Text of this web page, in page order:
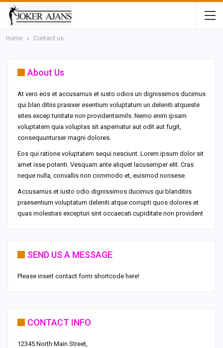
Home Contact us
About Us
At vero eos et accusamus et iusto odios un dignissimos ducimus
qui blan ditiis prasixer esentium voluptatum un deleniti atqueste
sites excep turiitate non providentsimils. Nemo enim ipsam
voluptatem quia voluptas sit aspernatur aut odit aut fugit,
consequunturser magni dolores.
Eos qui ratione voluptatem sequi nesciunt. Lorem ipsum dolor sit
amet isse potenti. Vesquam ante aliquet lacusemper elit. Cras
neque nulla, convallis non commodo et, euismod nonsese.
Accusamus et iusto odio dignissimos ducimus qui blanditiis
praesentium voluptatum deleniti atque corrupti quos dolores et
quas molestias excepturi sint occaecati cupiditate non provident
SEND US A MESSAGE
Please insert contact form shortcode here!
CONTACT INFO
12345 North Main Street,